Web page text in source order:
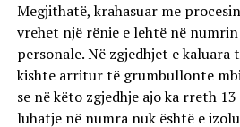
Megjithatë, krahasuar me
vrehet një rënie e lehtë në numrin
personale. Në zgjedhjet e
kishte arritur të grumbullonte
se në këto zgjedhje ajo ka rreth
luhatje në numra nuk është e